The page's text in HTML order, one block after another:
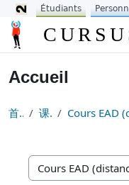
跳到主要内容
Accueil
首页 课程
课程类别
Étudiants